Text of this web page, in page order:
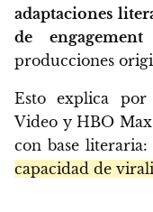
adaptaciones
de engagement
producciones
Esto explica
Video y HBO
con base literaria:
capacidad de